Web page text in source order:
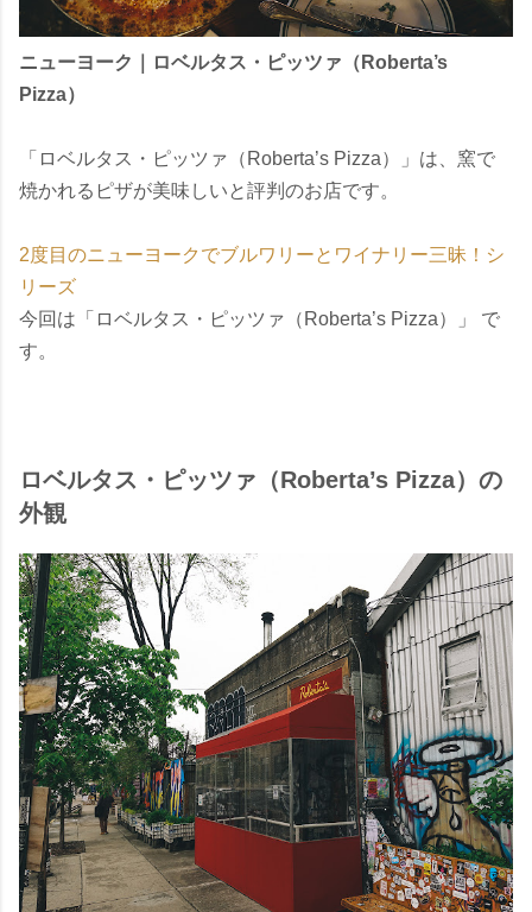
ニューヨーク｜ロベルタス・ピッツァ（Roberta’s
Pizza）
「ロベルタス・ピッツァ（Roberta’s Pizza）」は、窯で
焼かれるピザが美味しいと評判のお店です。
2度目のニューヨークでブルワリーとワイナリー三昧！シ
リーズ
今回は「ロベルタス・ピッツァ（Roberta’s Pizza）」 で
す。
ロベルタス・ピッツァ（Roberta’s Pizza）の
外観